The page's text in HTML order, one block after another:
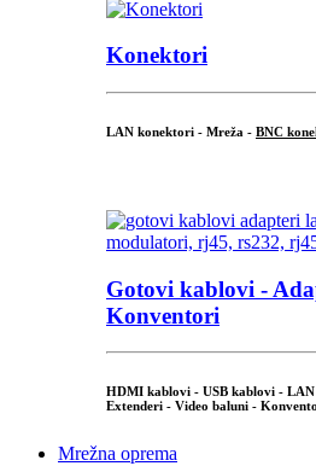
Konektori
LAN konektori - Mreža - BNC
Gotovi kablovi -
Konventori
HDMI kablovi - USB kablovi -
Extenderi - Video baluni -
Mrežna oprema